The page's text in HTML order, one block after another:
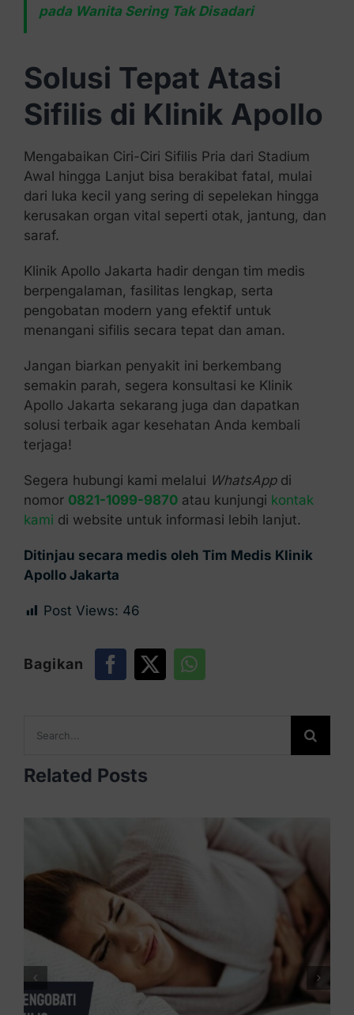
pada Wanita Sering Tak Disadari
Solusi Tepat Atasi
Sifilis di Klinik Apollo
Mengabaikan Ciri-Ciri Sifilis Pria dari Stadium
Awal hingga Lanjut bisa berakibat fatal, mulai
dari luka kecil yang sering di sepelekan hingga
kerusakan organ vital seperti otak, jantung, dan
saraf.
Klinik Apollo Jakarta hadir dengan tim medis
berpengalaman, fasilitas lengkap, serta
pengobatan modern yang efektif untuk
menangani sifilis secara tepat dan aman.
Jangan biarkan penyakit ini berkembang
semakin parah, segera konsultasi ke Klinik
Apollo Jakarta sekarang juga dan dapatkan
solusi terbaik agar kesehatan Anda kembali
terjaga!
Segera hubungi kami melalui WhatsAppdi
nomor 0821-1099-9870atau kunjungi kontak
kami di website untuk informasi lebih lanjut.
Ditinjau secara medis oleh Tim Medis Klinik
Apollo Jakarta
Post Views: 46
Bagikan
for:
Related Posts